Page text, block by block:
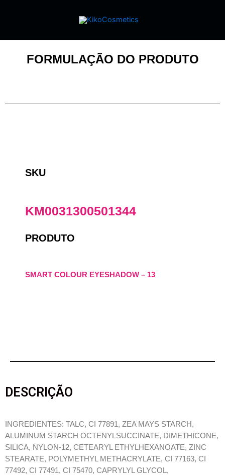
FORMULAÇÃO DO PRODUTO
SKU
KM0031300501344
PRODUTO
SMART COLOUR EYESHADOW – 13
DESCRIÇÃO
INGREDIENTES: TALC, CI 77891, ZEA MAYS STARCH,
ALUMINUM STARCH OCTENYLSUCCINATE, DIMETHICONE,
SILICA, NYLON-12, CETEARYL ETHYLHEXANOATE, ZINC
STEARATE, POLYMETHYL METHACRYLATE, CI 77163, CI
77492, CI 77491, CI 75470, CAPRYLYL GLYCOL,